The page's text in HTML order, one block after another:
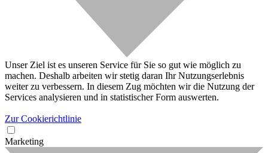
Unser Ziel ist es unseren Service für Sie so gut wie möglich zu
machen. Deshalb arbeiten wir stetig daran Ihr Nutzungserlebnis
weiter zu verbessern. In diesem Zug möchten wir die Nutzung der
Services analysieren und in statistischer Form auswerten.
Zur Cookierichtlinie
Marketing